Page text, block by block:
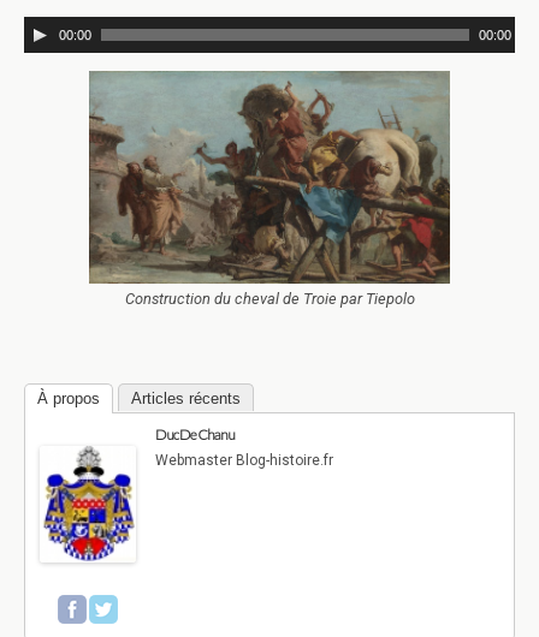
00:00 00:00
Construction du cheval de Troie par Tiepolo
À propos
Articles récents
Duc De Chanu
Webmaster Blog-histoire.fr